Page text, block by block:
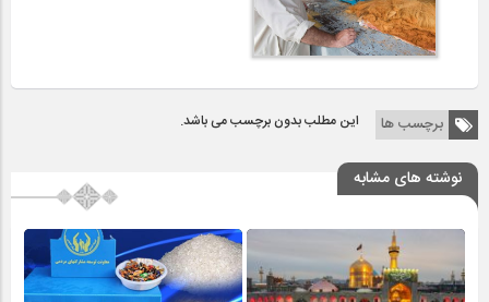
برچسب ها این مطلب بدون برچسب می باشد.
نوشته های مشابه